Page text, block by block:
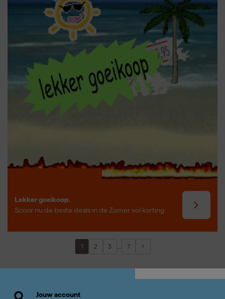
Lekker goeikoop.
Scoor nu de beste deals in de Zomer vol korting
1 2 3 ... 7
Jouw account